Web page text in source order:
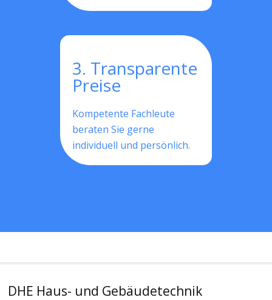
3. Transparente
Preise
Kompetente Fachleute
beraten Sie gerne
individuell und persönlich.
DHE Haus- und Gebäudetechnik